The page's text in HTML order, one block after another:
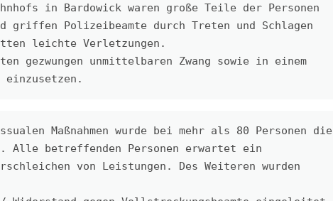
in Bardowick waren große Teile der Personen
griffen Polizeibeamte durch Treten und Schlagen
leichte Verletzungen.
gezwungen unmittelbaren Zwang sowie in einem
Maßnahmen wurde bei mehr als 80 Personen die
betreffenden Personen erwartet ein
von Leistungen. Des Weiteren wurden